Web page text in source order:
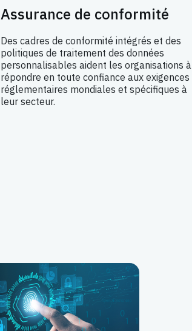
Assurance de conformité
Des cadres de conformité intégrés et des
politiques de traitement des données
personnalisables aident les organisations à
répondre en toute confiance aux exigences
réglementaires mondiales et spécifiques à
leur secteur.